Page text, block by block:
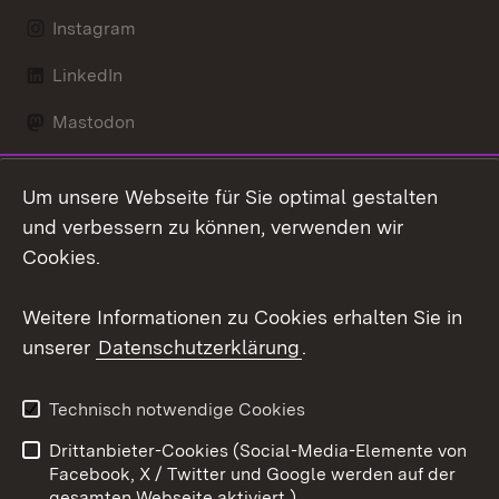
Instagram
LinkedIn
Mastodon
X / Twitter
Youtube
Kontakt
Datenschutz
Barrierefreiheit
Impressum Cookies
Um unsere Webseite für Sie optimal gestalten
und verbessern zu können, verwenden wir
Cookies.
Weitere Informationen zu Cookies erhalten Sie in
unserer Datenschutzerklärung.
Technisch notwendige Cookies
Drittanbieter-Cookies (Social-Media-Elemente von
Facebook, X / Twitter und Google werden auf der